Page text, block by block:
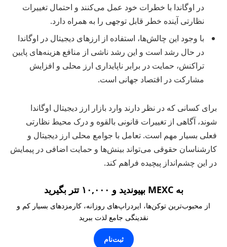
در اوگاندا با خطرات خود عمل می‌کنند و احتمال تغییرات
نظارتی آینده خطر قابل توجهی را به همراه دارد.
با وجود این چالش‌ها، استفاده از ارزهای دیجیتال در اوگاندا
در حال رشد است و این رشد ناشی از منافع هزینه‌های پایین
تراکنش، حمایت در برابر ناپایداری ارز محلی و افزایش
مشارکت در اقتصاد جهانی است.
برای کسانی که در نظر دارند وارد بازار ارز دیجیتال اوگاندا
شوند، آگاهی از تغییرات قانونی بالقوه و درک محیط نظارتی
فعلی بسیار مهم است. تعامل با جوامع محلی ارز دیجیتال و
کارشناسان حقوقی می‌تواند بینش‌ها و حمایت اضافی در پیمایش
در این چشم‌انداز پیچیده فراهم کند.
به MEXC بپیوندید و ۱۰,۰۰۰ تتر بگیرید
از محبوب‌ترین توکن‌ها، ایردراپ‌های روزانه، کارمزدهای بسیار کم و
نقدینگی جامع لذت ببرید
ثبت‌نام